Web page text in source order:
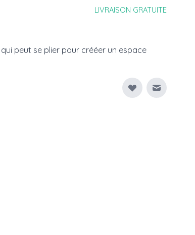
LIVRAISON GRATUITE
peut se plier pour crééer un espace
Envoyer